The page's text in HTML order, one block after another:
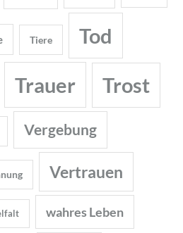
Tiere Tod
Trauer Trost
Vergebung
Vertrauen
wahres Leben